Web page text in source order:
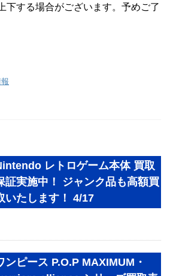
下する場合がございます。予めご了
レトロゲーム本体 買取
証実施中！ ジャンク品も高額買
いたします！ 4/17
ンピース P.O.P MAXIMUM・